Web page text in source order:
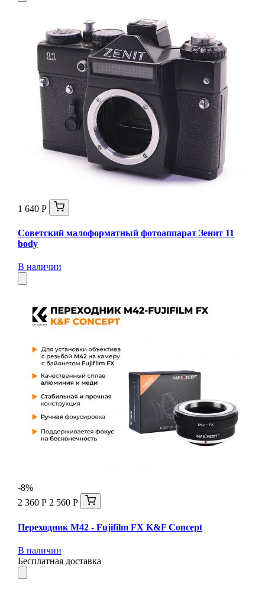
1 640 Р
Советский малоформатный фотоаппарат Зенит 11
body
В наличии
-8%
2 360 Р 2 560 Р
Переходник M42 - Fujifilm FX K&F Concept
В наличии
Бесплатная доставка